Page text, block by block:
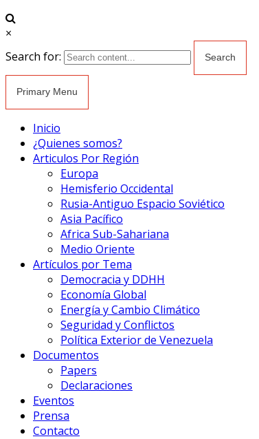
×
Search for:
Primary Menu
Inicio
¿Quienes somos?
Articulos Por Región
Europa
Hemisferio Occidental
Rusia-Antiguo Espacio Soviético
Asia Pacífico
Africa Sub-Sahariana
Medio Oriente
Artículos por Tema
Democracia y DDHH
Economía Global
Energía y Cambio Climático
Seguridad y Conflictos
Política Exterior de Venezuela
Documentos
Papers
Declaraciones
Eventos
Prensa
Contacto